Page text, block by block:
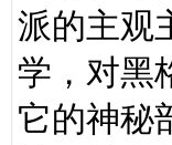
派的主观
学，对黑
它的神秘